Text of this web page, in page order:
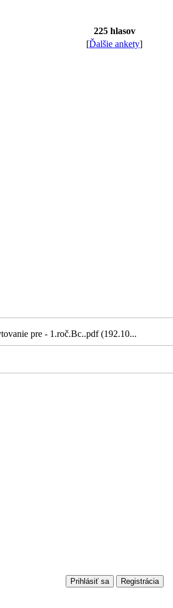
225 hlasov
[Ďalšie ankety]
pre - 1.roč.Bc..pdf (192.10...